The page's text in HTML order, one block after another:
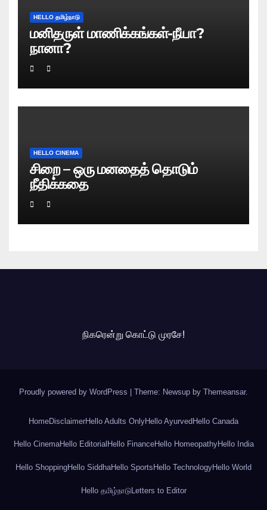
HELLO தமிழ்நாடு
மனிதருள் மாணிக்கங்கள்-நீயா?
நானா?
HELLO CINEMA
சிறை – ஒரு மனதைத் தொடும்
நீதிக்கதை
நிகரென்று கொட்டு முரசே!
Proudly powered by WordPress Theme: Newsup by Themeansar.
HomeDisclaimerHello Adults OnlyHello AyurvedHello Canada
Hello CinemaHello Editorial Hello FinanceHello HomeopathyHello India
Hello ShoppingHello SiddhaHello Sports Hello TechnologyHello World
Hello தமிழ்நாடுLetters to Editor